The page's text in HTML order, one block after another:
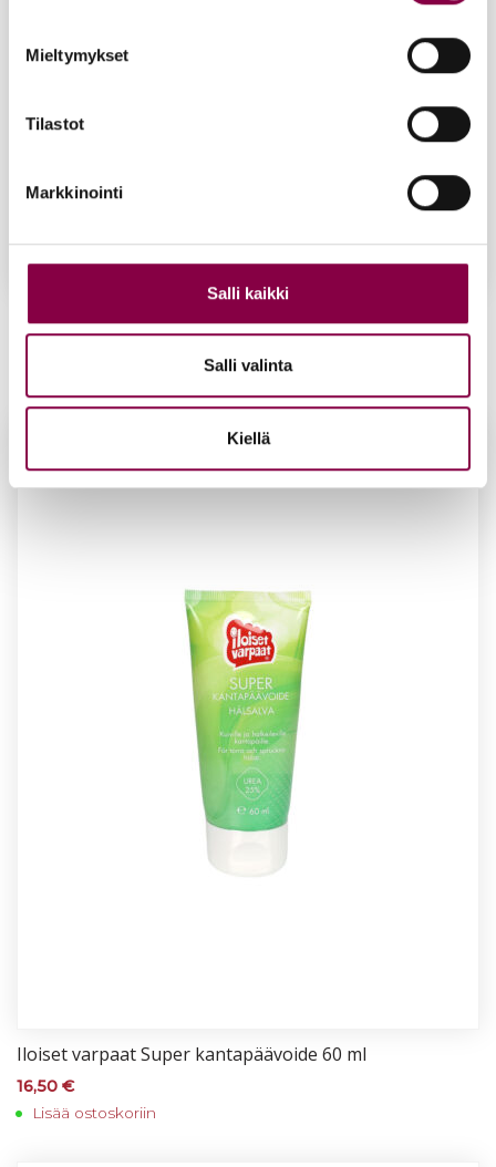
Mieltymykset
Tilastot
Markkinointi
Salli kaikki
Salli valinta
Kiellä
Iloi­set var­paat Su­per kan­ta­pää­voi­de 60 ml
16,50 €
Lisää ostoskoriin